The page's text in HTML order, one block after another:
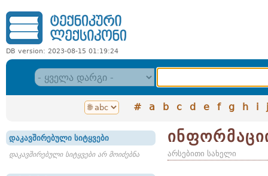
DB version: 2023-08-15 01:19:24
# a b c d e f g h i j
დაკავშირებული სიტყვები
დაკავშირებული სიტყვები არ მოიძებნა არსებითი სახელი